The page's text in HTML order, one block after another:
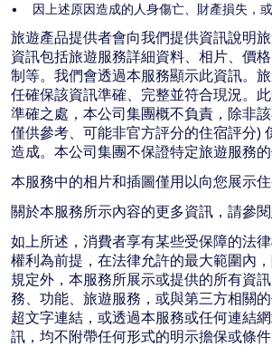
因上述原因造成的人身傷亡、財產損失，
旅遊產品提供者會向我們提供資訊說明
資訊包括旅遊服務詳細資料、相片、價
制等。我們會透過本服務顯示此資訊。
任確保該資訊準確、完整並符合現況。
準確之處，本公司集團概不負責，除非
僅供參考、可能非官方評分的住宿評分)
造成。本公司集團不保證特定旅遊服務的
本服務中的相片和插圖僅用以向您展示住
關於本服務所示內容的更多資訊，請參閱
如上所述，消費者享有某些受保障的法
權利為前提，在法律允許的最大範圍內
規定外，本服務所展示或提供的所有資
務、功能、旅遊服務，或與第三方相關
超文字連結，或透過本服務或任何連結
訊，均不附帶任何形式的明示擔保或條件